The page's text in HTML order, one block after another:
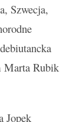
Szwecja,
Marta Rubik
Jopek